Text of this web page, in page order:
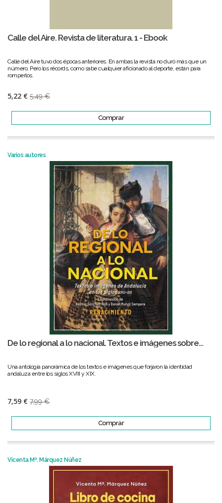
Calle del Aire. Revista de literatura. 1 - Ebook
Calle del Aire tuvo dos épocas anteriores. En ambas la revista no duró más que un
número. Pero los récords, como sabe cualquier aficionado al deporte, están para
romperlos.
5,22 € 5,49 €
Comprar
Varios autores
De lo regional a lo nacional. Textos e imágenes sobre...
Una antología panorámica de los textos e imágenes que forjaron la identidad
andaluza entre los siglos XVIII y XIX.
7,59 € 7,99 €
Comprar
Vicenta Mª. Márquez Núñez